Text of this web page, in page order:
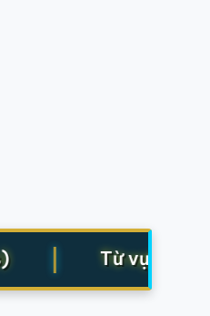
Từ vựng